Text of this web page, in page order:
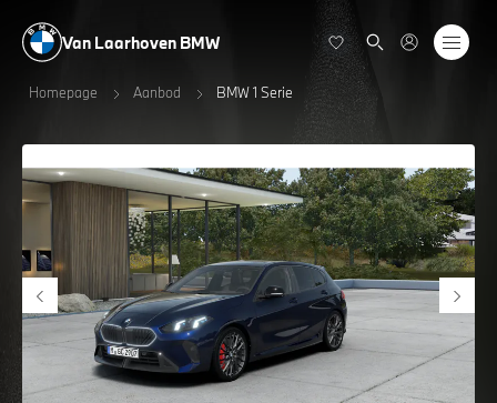
Van Laarhoven BMW
Homepage Aanbod BMW 1 Serie